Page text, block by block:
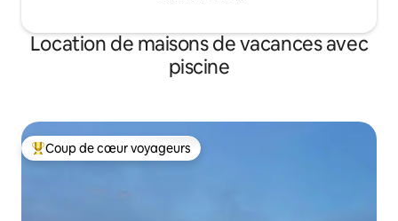
Location de maisons de vacances avec
piscine
Coups de cœur voyageurs les plus appréciés
Coup de cœur voyageurs